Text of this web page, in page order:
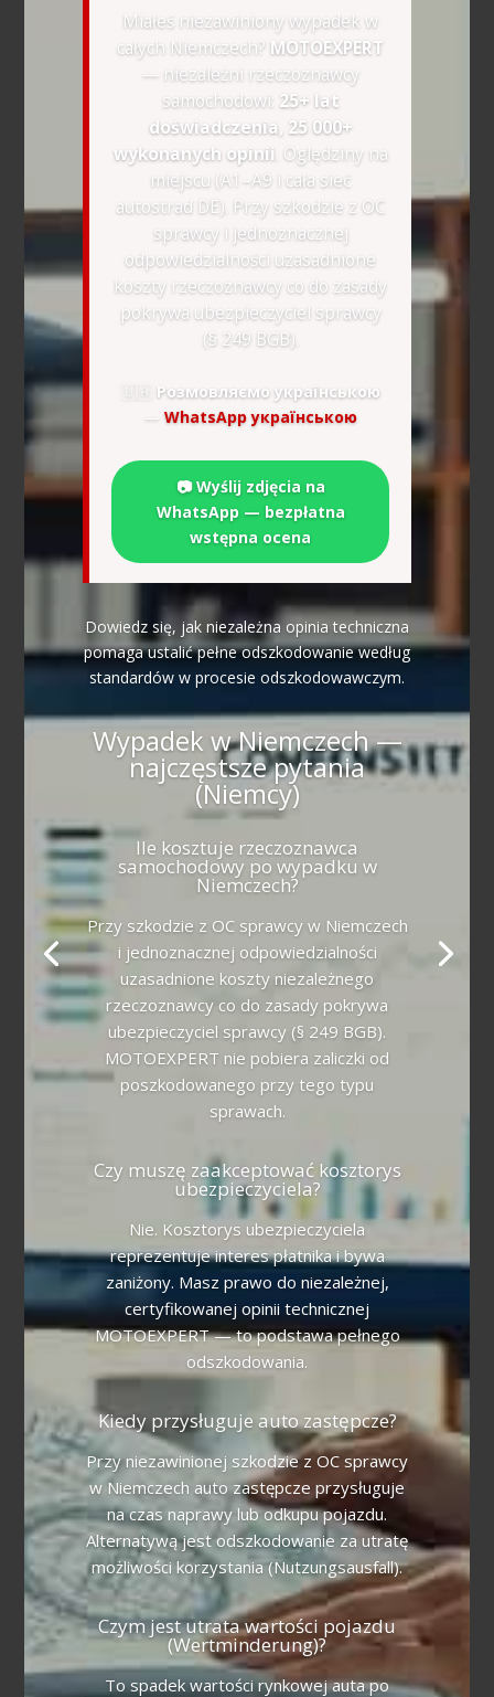
Miałeś niezawiniony wypadek w
całych Niemczech? MOTOEXPERT
— niezależni rzeczoznawcy
samochodowi: 25+ lat
doświadczenia, 25 000+
wykonanych opinii . Oględziny na
miejscu (A1–A9 i cała sieć
autostrad DE). Przy szkodzie z OC
sprawcy i jednoznacznej
odpowiedzialności uzasadnione
koszty rzeczoznawcy co do zasady
pokrywa ubezpieczyciel sprawcy
(§ 249 BGB).
🇺🇦 Розмовляємо українською
— WhatsApp українською
📷 Wyślij zdjęcia na
WhatsApp — bezpłatna
wstępna ocena
Dowiedz się, jak niezależna opinia techniczna
pomaga ustalić pełne odszkodowanie według
standardów w procesie odszkodowawczym.
Wypadek w Niemczech —
najczęstsze pytania
(Niemcy)
Ile kosztuje rzeczoznawca
samochodowy po wypadku w
Niemczech?
Przy szkodzie z OC sprawcy w Niemczech
i jednoznacznej odpowiedzialności
uzasadnione koszty niezależnego
rzeczoznawcy co do zasady pokrywa
ubezpieczyciel sprawcy (§ 249 BGB).
MOTOEXPERT nie pobiera zaliczki od
poszkodowanego przy tego typu
sprawach.
Czy muszę zaakceptować kosztorys
ubezpieczyciela?
Nie. Kosztorys ubezpieczyciela
reprezentuje interes płatnika i bywa
zaniżony. Masz prawo do niezależnej,
certyfikowanej opinii technicznej
MOTOEXPERT — to podstawa pełnego
odszkodowania.
Kiedy przysługuje auto zastępcze?
Przy niezawinionej szkodzie z OC sprawcy
w Niemczech auto zastępcze przysługuje
na czas naprawy lub odkupu pojazdu.
Alternatywą jest odszkodowanie za utratę
możliwości korzystania (Nutzungsausfall).
Czym jest utrata wartości pojazdu
(Wertminderung)?
To spadek wartości rynkowej auta po